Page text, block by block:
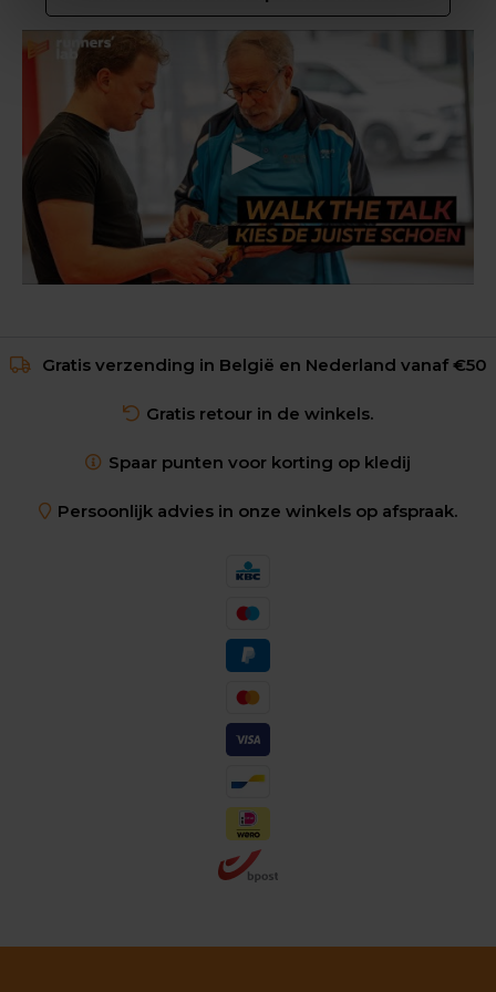
Gratis verzending in België en Nederland vanaf €50
Gratis retour in de winkels.
Spaar punten voor korting op kledij
Persoonlijk advies in onze winkels op afspraak.